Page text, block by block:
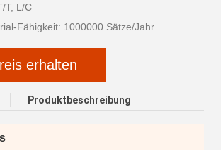
T; L/C
Fähigkeit: 1000000 Sätze/Jahr
erhalten
Produktbeschreibung